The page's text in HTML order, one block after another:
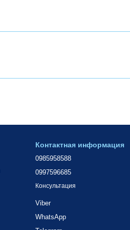
Контактная информация
0985958588
0997596685
Консультация
Viber
WhatsApp